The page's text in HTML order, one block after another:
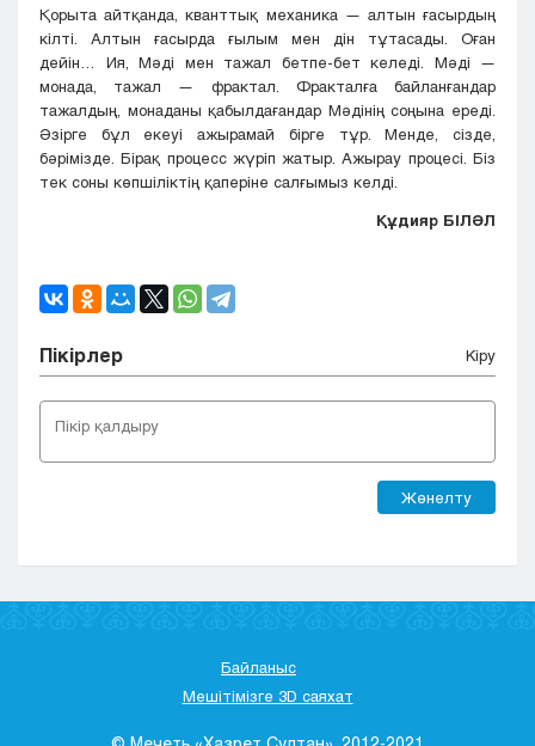
Қорыта айтқанда, кванттық механика — алтын ғасырдың
кілті. Алтын ғасырда ғылым мен дін тұтасады. Оған
дейін… Ия, Мәді мен тажал бетпе-бет келеді. Мәді —
монада, тажал — фрактал. Фракталға байланғандар
тажалдың, монаданы қабылдағандар Мәдінің соңына ереді.
Әзірге бұл екеуі ажырамай бірге тұр. Менде, сізде,
бәрімізде. Бірақ процесс жүріп жатыр. Ажырау процесі. Біз
тек соны көпшіліктің қаперіне салғымыз келді.
Құдияр БІЛӘЛ
Пікірлер Кіру
Жөнелту
Байланыс
Мешітімізге 3D саяхат